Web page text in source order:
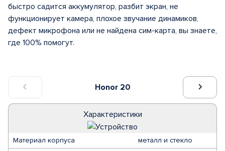
Honor 20
Характеристики
Материал корпуса
металл и стекло
быстро садится аккумулятор, разбит экран, не
функционирует камера, плохое звучание динамиков,
дефект микрофона или не найдена сим-карта, вы знаете,
где 100% помогут.